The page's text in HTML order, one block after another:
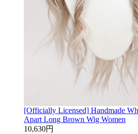
[Officially Licensed] Handmade
Apart Long Brown Wig Women
10,630円